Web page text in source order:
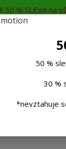
50 % SLEVA na
50 %
30 %
*nevztahuje